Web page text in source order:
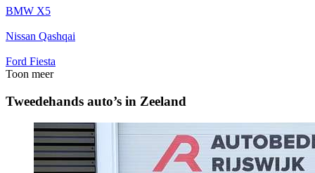
BMW X5
Nissan Qashqai
Ford Fiesta
Toon meer
Tweedehands auto’s in Zeeland